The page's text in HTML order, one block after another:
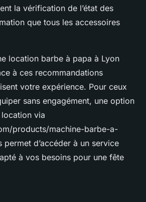
la vérification de l’état des
que tous les accessoires
location barbe à papa à Lyon
à ces recommandations
votre expérience. Pour ceux
sans engagément, une option
via
products/machine-barbe-a-
permet d’accéder à un service
à vos besoins pour une fête